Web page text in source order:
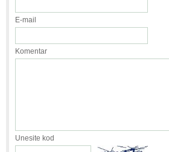
E-mail
Komentar
Unesite kod